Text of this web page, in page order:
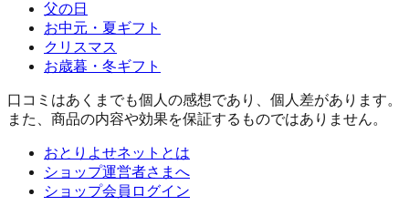
父の日
お中元・夏ギフト
クリスマス
お歳暮・冬ギフト
口コミはあくまでも個人の感想であり、個人差があります。
また、商品の内容や効果を保証するものではありません。
おとりよせネットとは
ショップ運営者さまへ
ショップ会員ログイン